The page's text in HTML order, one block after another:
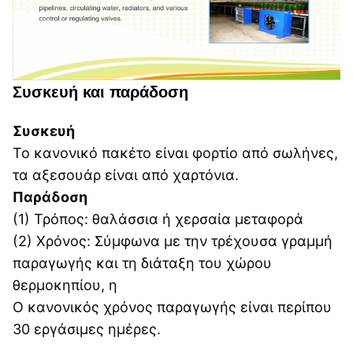
Συσκευή και παράδοση
Συσκευή
Το κανονικό πακέτο είναι φορτίο από σωλήνες,
τα αξεσουάρ είναι από χαρτόνια.
Παράδοση
(1) Τρόπος: θαλάσσια ή χερσαία μεταφορά
(2) Χρόνος: Σύμφωνα με την τρέχουσα γραμμή
παραγωγής και τη διάταξη του χώρου
θερμοκηπίου, η
Ο κανονικός χρόνος παραγωγής είναι περίπου
30 εργάσιμες ημέρες.